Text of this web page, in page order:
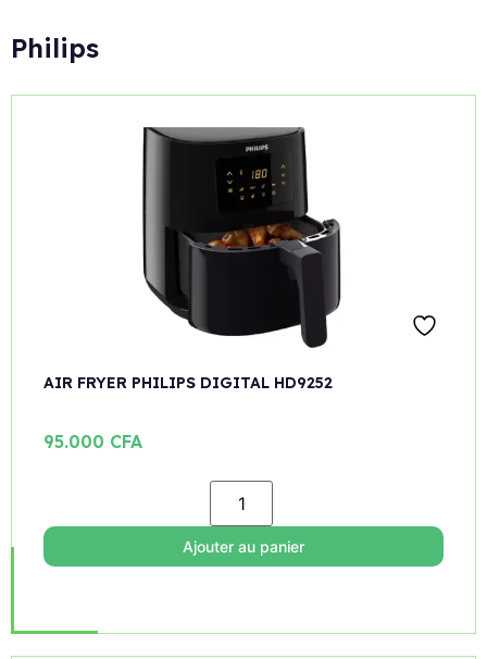
Philips
AIR FRYER PHILIPS DIGITAL HD9252
95.000 CFA
Ajouter au panier